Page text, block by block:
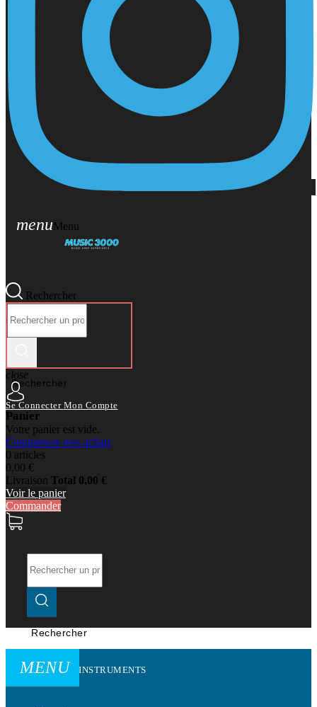
menuMenu
Rechercher
Rechercher
close
Se Connecter Mon Compte
Panier
Votre panier est vide.
Commencer mes achats
0 articles
0,00 €
Livraison Total 0,00 €
Voir le panier
Commander
Rechercher
MENU INSTRUMENTS